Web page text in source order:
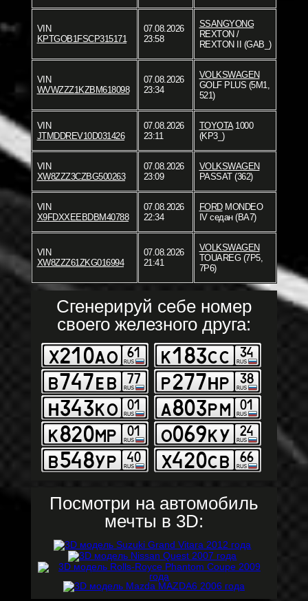
VIN
KPTGOB1FSCP315171
07.08.2026
23:58
SSANGYONG
REXTON /
REXTON II (GAB_)
VIN
WVWZZZ1KZBM618098
07.08.2026
23:34
VOLKSWAGEN
GOLF PLUS (5M1,
521)
VIN
JTMDDREV10D031426
07.08.2026
23:11
TOYOTA1000
(KP3_)
VIN
XW8ZZZ3CZBG500263
07.08.2026
23:09
VOLKSWAGEN
PASSAT (362)
VIN
X9FDXXEEBDBM40788
07.08.2026
22:34
FORDMONDEO
IV седан (BA7)
VIN
XW8ZZZ61ZKG016994
07.08.2026
21:41
VOLKSWAGEN
TOUAREG (7P5,
7P6)
Сгенерируй себе номер
своего железного друга:
Посмотри на автомобиль
мечты в 3D: